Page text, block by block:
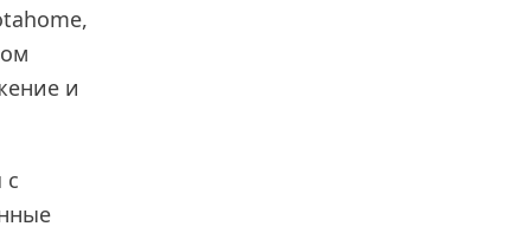
и
с